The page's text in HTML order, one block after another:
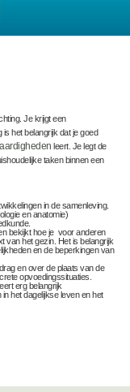
Je krijgt een
het belangrijk dat je goed
leert. Je legt de
taken binnen een
in de samenleving.
en anatomie)
bekijkt hoe je voor anderen
van het gezin. Het is belangrijk
en de beperkingen van
en over de plaats van de
opvoedingssituaties.
erg belangrijk
het dagelijkse leven en het